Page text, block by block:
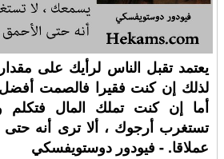
يعتمد تقبل الناس لرأيك على
لذلك إن كنت فقيرا فالصمت
أما إن كنت تملك المال
تستغرب أرجوك ، ألا ترى أنه حتى
عملاقا. - فيودور دوستويفسكي